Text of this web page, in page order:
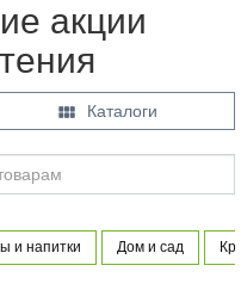
акции
 Каталоги
и напитки Дом и сад